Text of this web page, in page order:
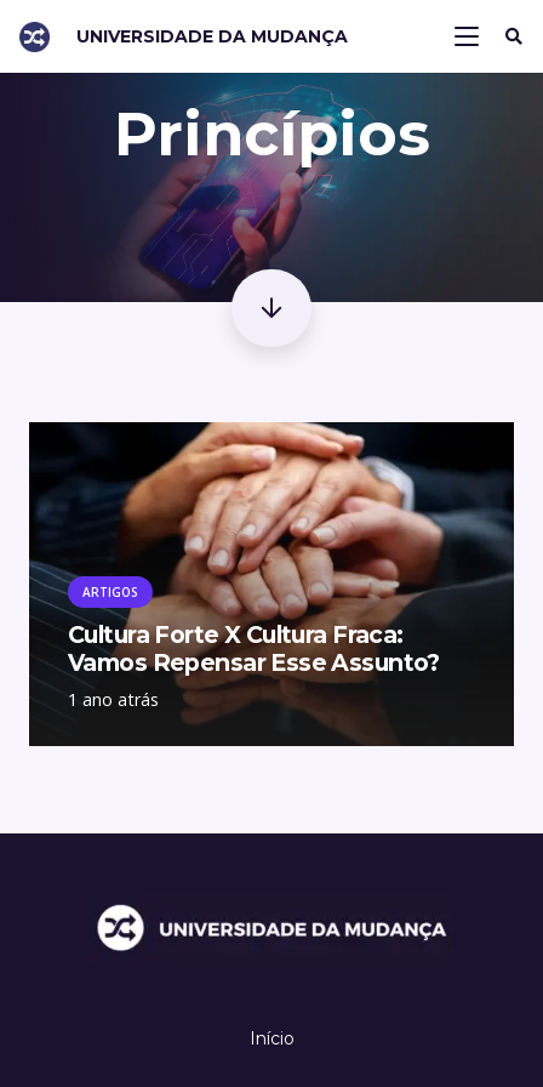
UNIVERSIDADE DA MUDANÇA
Princípios
ARTIGOS
Cultura Forte X Cultura Fraca:
Vamos Repensar Esse Assunto?
1 ano atrás
Início